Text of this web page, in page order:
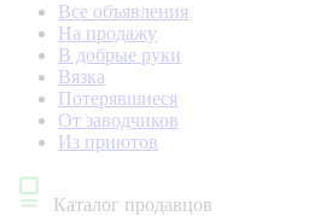
Все объявления
На продажу
В добрые руки
Вязка
Потерявшиеся
От заводчиков
Из приютов
Каталог продавцов